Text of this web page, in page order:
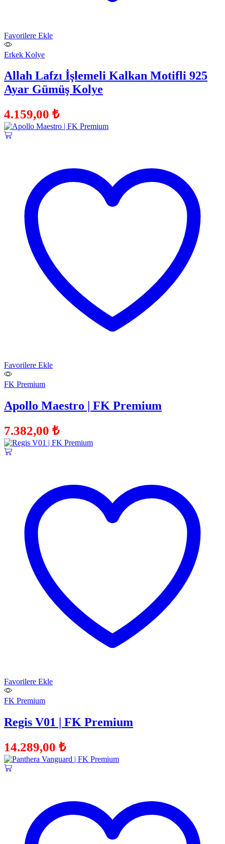
Favorilere Ekle
Erkek Kolye
Allah Lafzı İşlemeli Kalkan Motifli 925
Ayar Gümüş Kolye
4.159,00 ₺
Favorilere Ekle
FK Premium
Apollo Maestro | FK Premium
7.382,00 ₺
Favorilere Ekle
FK Premium
Regis V01 | FK Premium
14.289,00 ₺